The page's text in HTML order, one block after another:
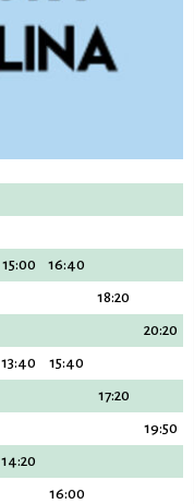
15:00
16:40
18:20
20:20
13:40
15:40
17:20
19:50
14:20
16:00